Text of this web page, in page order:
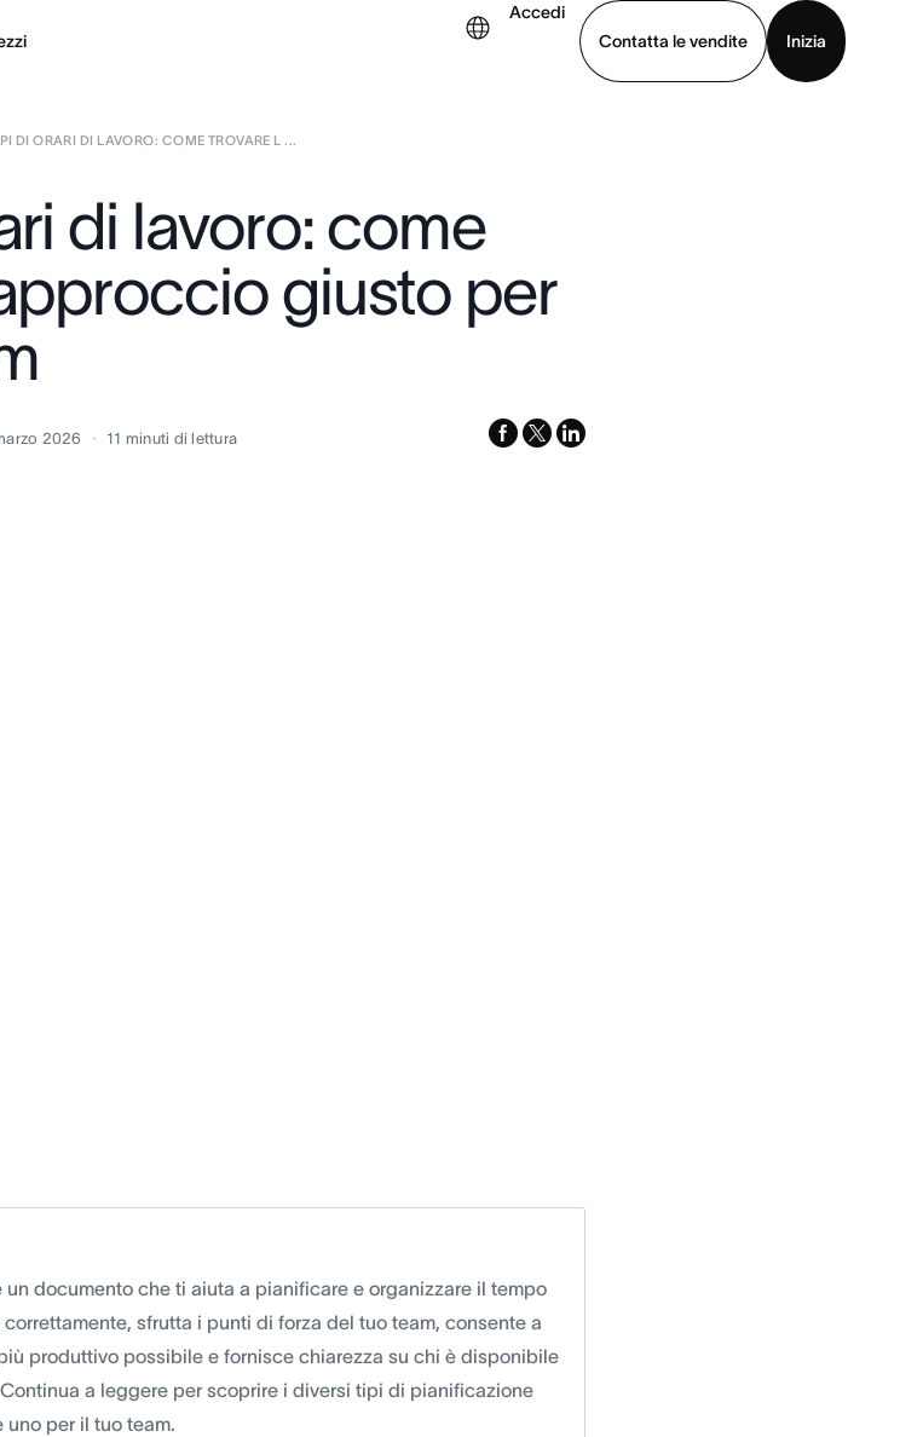
Accedi
Contatta le vendite
Inizia
Contatta le vendite
DI ORARI DI LAVORO: COME TROVARE L ...
di lavoro: come
giusto per
2026 11 minuti di lettura facebook
x-
linkedin
un documento che ti aiuta a pianificare e organizzare il tempo
sfrutta i punti di forza del tuo team, consente a
produttivo possibile e fornisce chiarezza su chi è disponibile
a leggere per scoprire i diversi tipi di pianificazione
uno per il tuo team.